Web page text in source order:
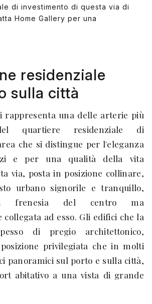
di investimento di questa via di
Home Gallery per una
residenziale
sulla città
rappresenta una delle arterie più
quartiere residenziale di
che si distingue per l'eleganza
e per una qualità della vita
via, posta in posizione collinare,
urbano signorile e tranquillo,
frenesia del centro ma
ad esso. Gli edifici che la
di pregio architettonico,
privilegiata che in molti
panoramici sul porto e sulla città,
abitativo a una vista di grande